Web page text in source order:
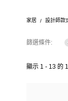
家居 設計師款
篩選條件 1
顯示 1 - 13 的